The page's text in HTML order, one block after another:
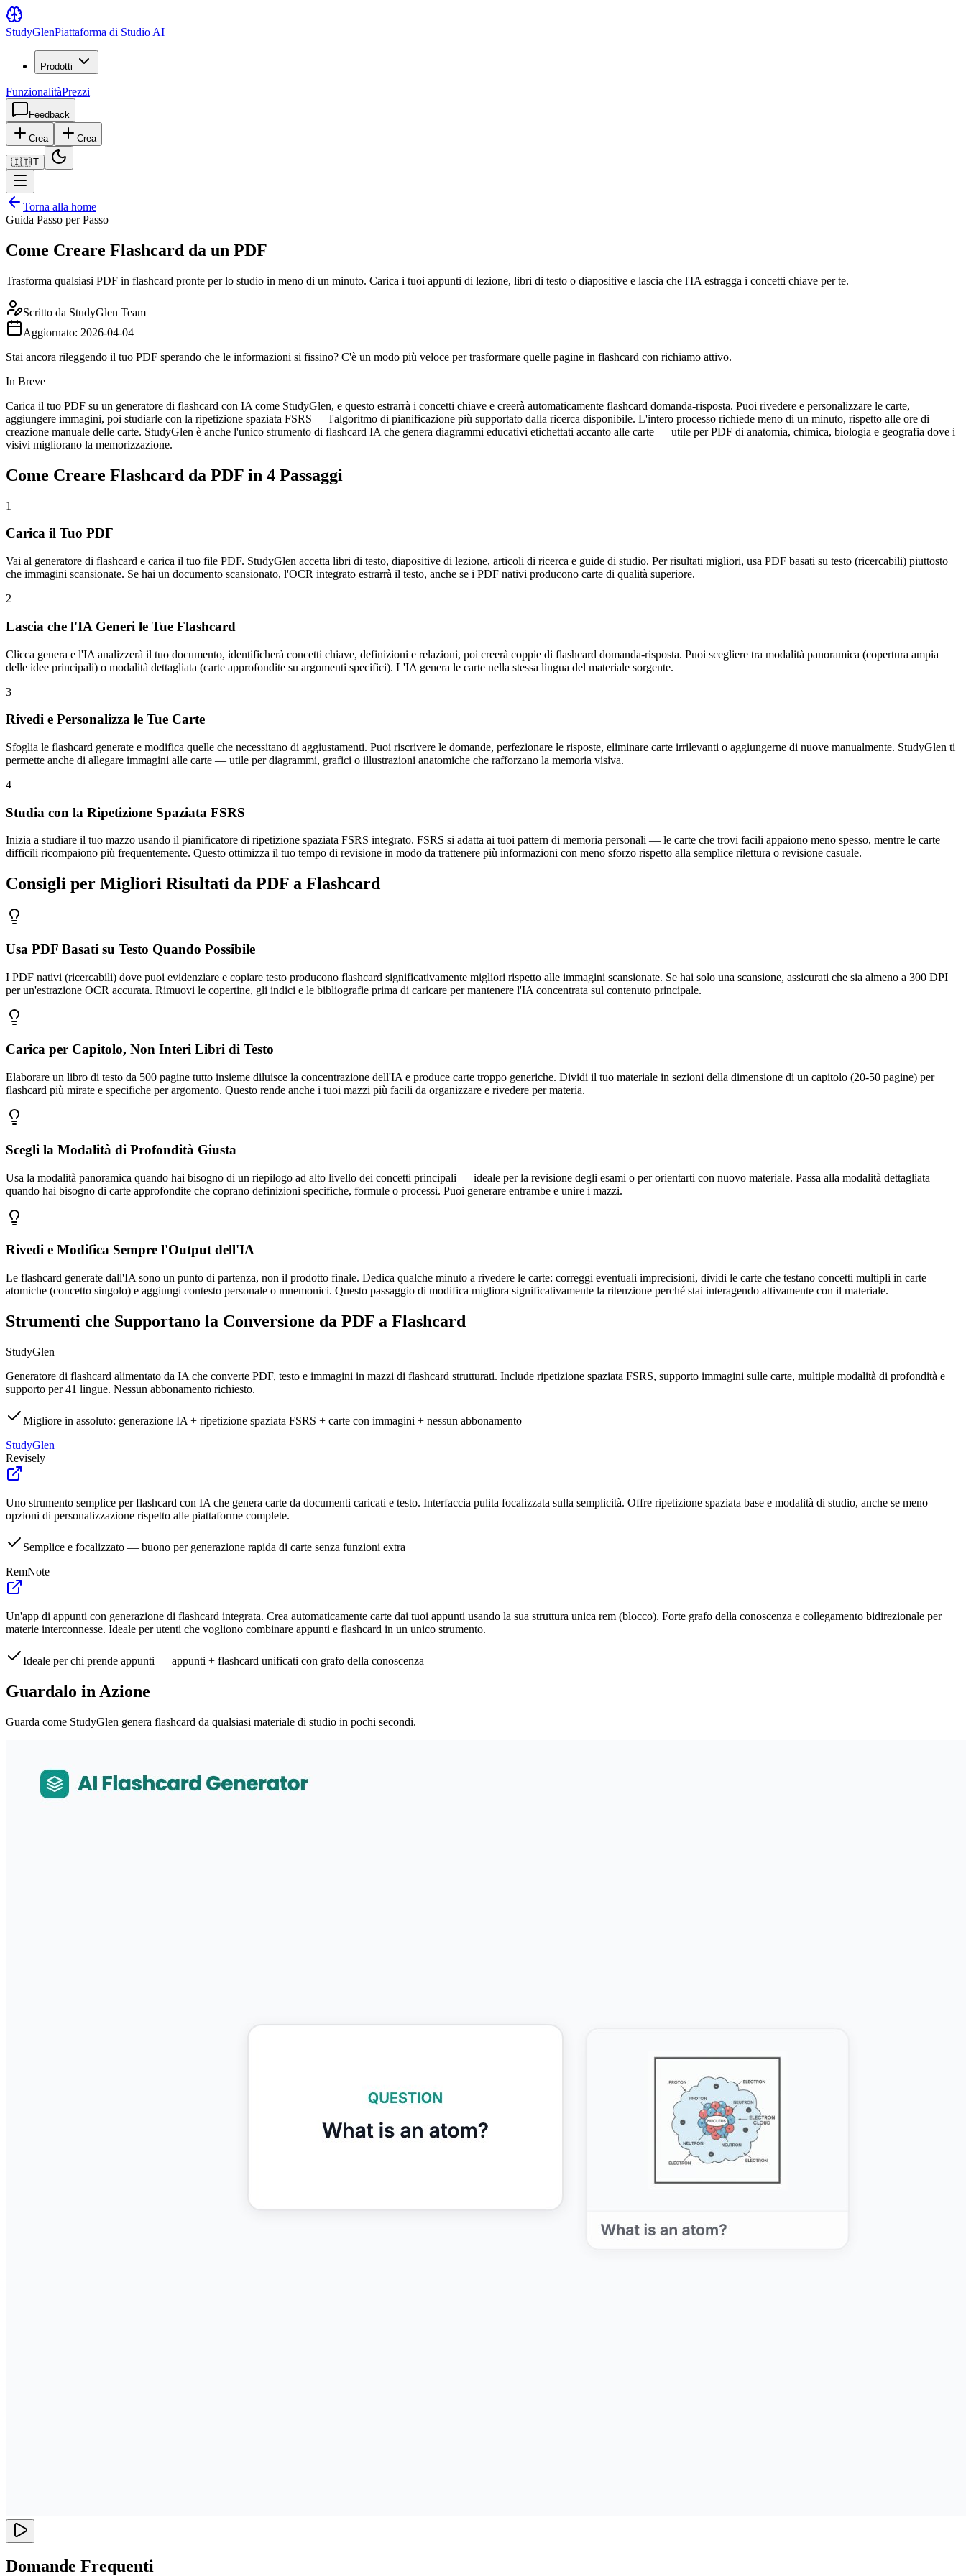
StudyGlenPiattaforma di Studio AI
Prodotti
FunzionalitàPrezzi
Feedback
Crea Crea
🇮🇹IT
Torna alla home
Guida Passo per Passo
Come Creare Flashcard da un PDF
Trasforma qualsiasi PDF in flashcard pronte per lo studio in meno di un minuto. Carica i tuoi appunti di lezione, libri di testo o diapositive e lascia che l'IA estragga i concetti chiave per te.
Scritto da StudyGlen Team
Aggiornato: 2026-04-04
Stai ancora rileggendo il tuo PDF sperando che le informazioni si fissino? C'è un modo più veloce per trasformare quelle pagine in flashcard con richiamo attivo.
In Breve
Carica il tuo PDF su un generatore di flashcard con IA come StudyGlen, e questo estrarrà i concetti chiave e creerà automaticamente flashcard domanda-risposta. Puoi rivedere e personalizzare le carte,
aggiungere immagini, poi studiarle con la ripetizione spaziata FSRS — l'algoritmo di pianificazione più supportato dalla ricerca disponibile. L'intero processo richiede meno di un minuto, rispetto alle ore di
creazione manuale delle carte. StudyGlen è anche l'unico strumento di flashcard IA che genera diagrammi educativi etichettati accanto alle carte — utile per PDF di anatomia, chimica, biologia e geografia dove i
visivi migliorano la memorizzazione.
Come Creare Flashcard da PDF in 4 Passaggi
1
Carica il Tuo PDF
Vai al generatore di flashcard e carica il tuo file PDF. StudyGlen accetta libri di testo, diapositive di lezione, articoli di ricerca e guide di studio. Per risultati migliori, usa PDF basati su testo (ricercabili) piuttosto
che immagini scansionate. Se hai un documento scansionato, l'OCR integrato estrarrà il testo, anche se i PDF nativi producono carte di qualità superiore.
2
Lascia che l'IA Generi le Tue Flashcard
Clicca genera e l'IA analizzerà il tuo documento, identificherà concetti chiave, definizioni e relazioni, poi creerà coppie di flashcard domanda-risposta. Puoi scegliere tra modalità panoramica (copertura ampia
delle idee principali) o modalità dettagliata (carte approfondite su argomenti specifici). L'IA genera le carte nella stessa lingua del materiale sorgente.
3
Rivedi e Personalizza le Tue Carte
Sfoglia le flashcard generate e modifica quelle che necessitano di aggiustamenti. Puoi riscrivere le domande, perfezionare le risposte, eliminare carte irrilevanti o aggiungerne di nuove manualmente. StudyGlen ti
permette anche di allegare immagini alle carte — utile per diagrammi, grafici o illustrazioni anatomiche che rafforzano la memoria visiva.
4
Studia con la Ripetizione Spaziata FSRS
Inizia a studiare il tuo mazzo usando il pianificatore di ripetizione spaziata FSRS integrato. FSRS si adatta ai tuoi pattern di memoria personali — le carte che trovi facili appaiono meno spesso, mentre le carte
difficili ricompaiono più frequentemente. Questo ottimizza il tuo tempo di revisione in modo da trattenere più informazioni con meno sforzo rispetto alla semplice rilettura o revisione casuale.
Consigli per Migliori Risultati da PDF a Flashcard
Usa PDF Basati su Testo Quando Possibile
I PDF nativi (ricercabili) dove puoi evidenziare e copiare testo producono flashcard significativamente migliori rispetto alle immagini scansionate. Se hai solo una scansione, assicurati che sia almeno a 300 DPI
per un'estrazione OCR accurata. Rimuovi le copertine, gli indici e le bibliografie prima di caricare per mantenere l'IA concentrata sul contenuto principale.
Carica per Capitolo, Non Interi Libri di Testo
Elaborare un libro di testo da 500 pagine tutto insieme diluisce la concentrazione dell'IA e produce carte troppo generiche. Dividi il tuo materiale in sezioni della dimensione di un capitolo (20-50 pagine) per
flashcard più mirate e specifiche per argomento. Questo rende anche i tuoi mazzi più facili da organizzare e rivedere per materia.
Scegli la Modalità di Profondità Giusta
Usa la modalità panoramica quando hai bisogno di un riepilogo ad alto livello dei concetti principali — ideale per la revisione degli esami o per orientarti con nuovo materiale. Passa alla modalità dettagliata
quando hai bisogno di carte approfondite che coprano definizioni specifiche, formule o processi. Puoi generare entrambe e unire i mazzi.
Rivedi e Modifica Sempre l'Output dell'IA
Le flashcard generate dall'IA sono un punto di partenza, non il prodotto finale. Dedica qualche minuto a rivedere le carte: correggi eventuali imprecisioni, dividi le carte che testano concetti multipli in carte
atomiche (concetto singolo) e aggiungi contesto personale o mnemonici. Questo passaggio di modifica migliora significativamente la ritenzione perché stai interagendo attivamente con il materiale.
Strumenti che Supportano la Conversione da PDF a Flashcard
StudyGlen
Generatore di flashcard alimentato da IA che converte PDF, testo e immagini in mazzi di flashcard strutturati. Include ripetizione spaziata FSRS, supporto immagini sulle carte, multiple modalità di profondità e
supporto per 41 lingue. Nessun abbonamento richiesto.
Migliore in assoluto: generazione IA + ripetizione spaziata FSRS + carte con immagini + nessun abbonamento
StudyGlen
Revisely
Uno strumento semplice per flashcard con IA che genera carte da documenti caricati e testo. Interfaccia pulita focalizzata sulla semplicità. Offre ripetizione spaziata base e modalità di studio, anche se meno
opzioni di personalizzazione rispetto alle piattaforme complete.
Semplice e focalizzato — buono per generazione rapida di carte senza funzioni extra
RemNote
Un'app di appunti con generazione di flashcard integrata. Crea automaticamente carte dai tuoi appunti usando la sua struttura unica rem (blocco). Forte grafo della conoscenza e collegamento bidirezionale per
materie interconnesse. Ideale per utenti che vogliono combinare appunti e flashcard in un unico strumento.
Ideale per chi prende appunti — appunti + flashcard unificati con grafo della conoscenza
Guardalo in Azione
Guarda come StudyGlen genera flashcard da qualsiasi materiale di studio in pochi secondi.
Domande Frequenti